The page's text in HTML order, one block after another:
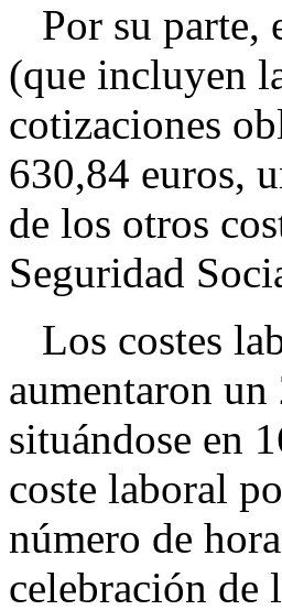
Por su parte,
(que incluyen
cotizaciones
630,84 euros,
de los otros
Seguridad
Los costes
aumentaron
situándose en
coste laboral
número de
celebración de